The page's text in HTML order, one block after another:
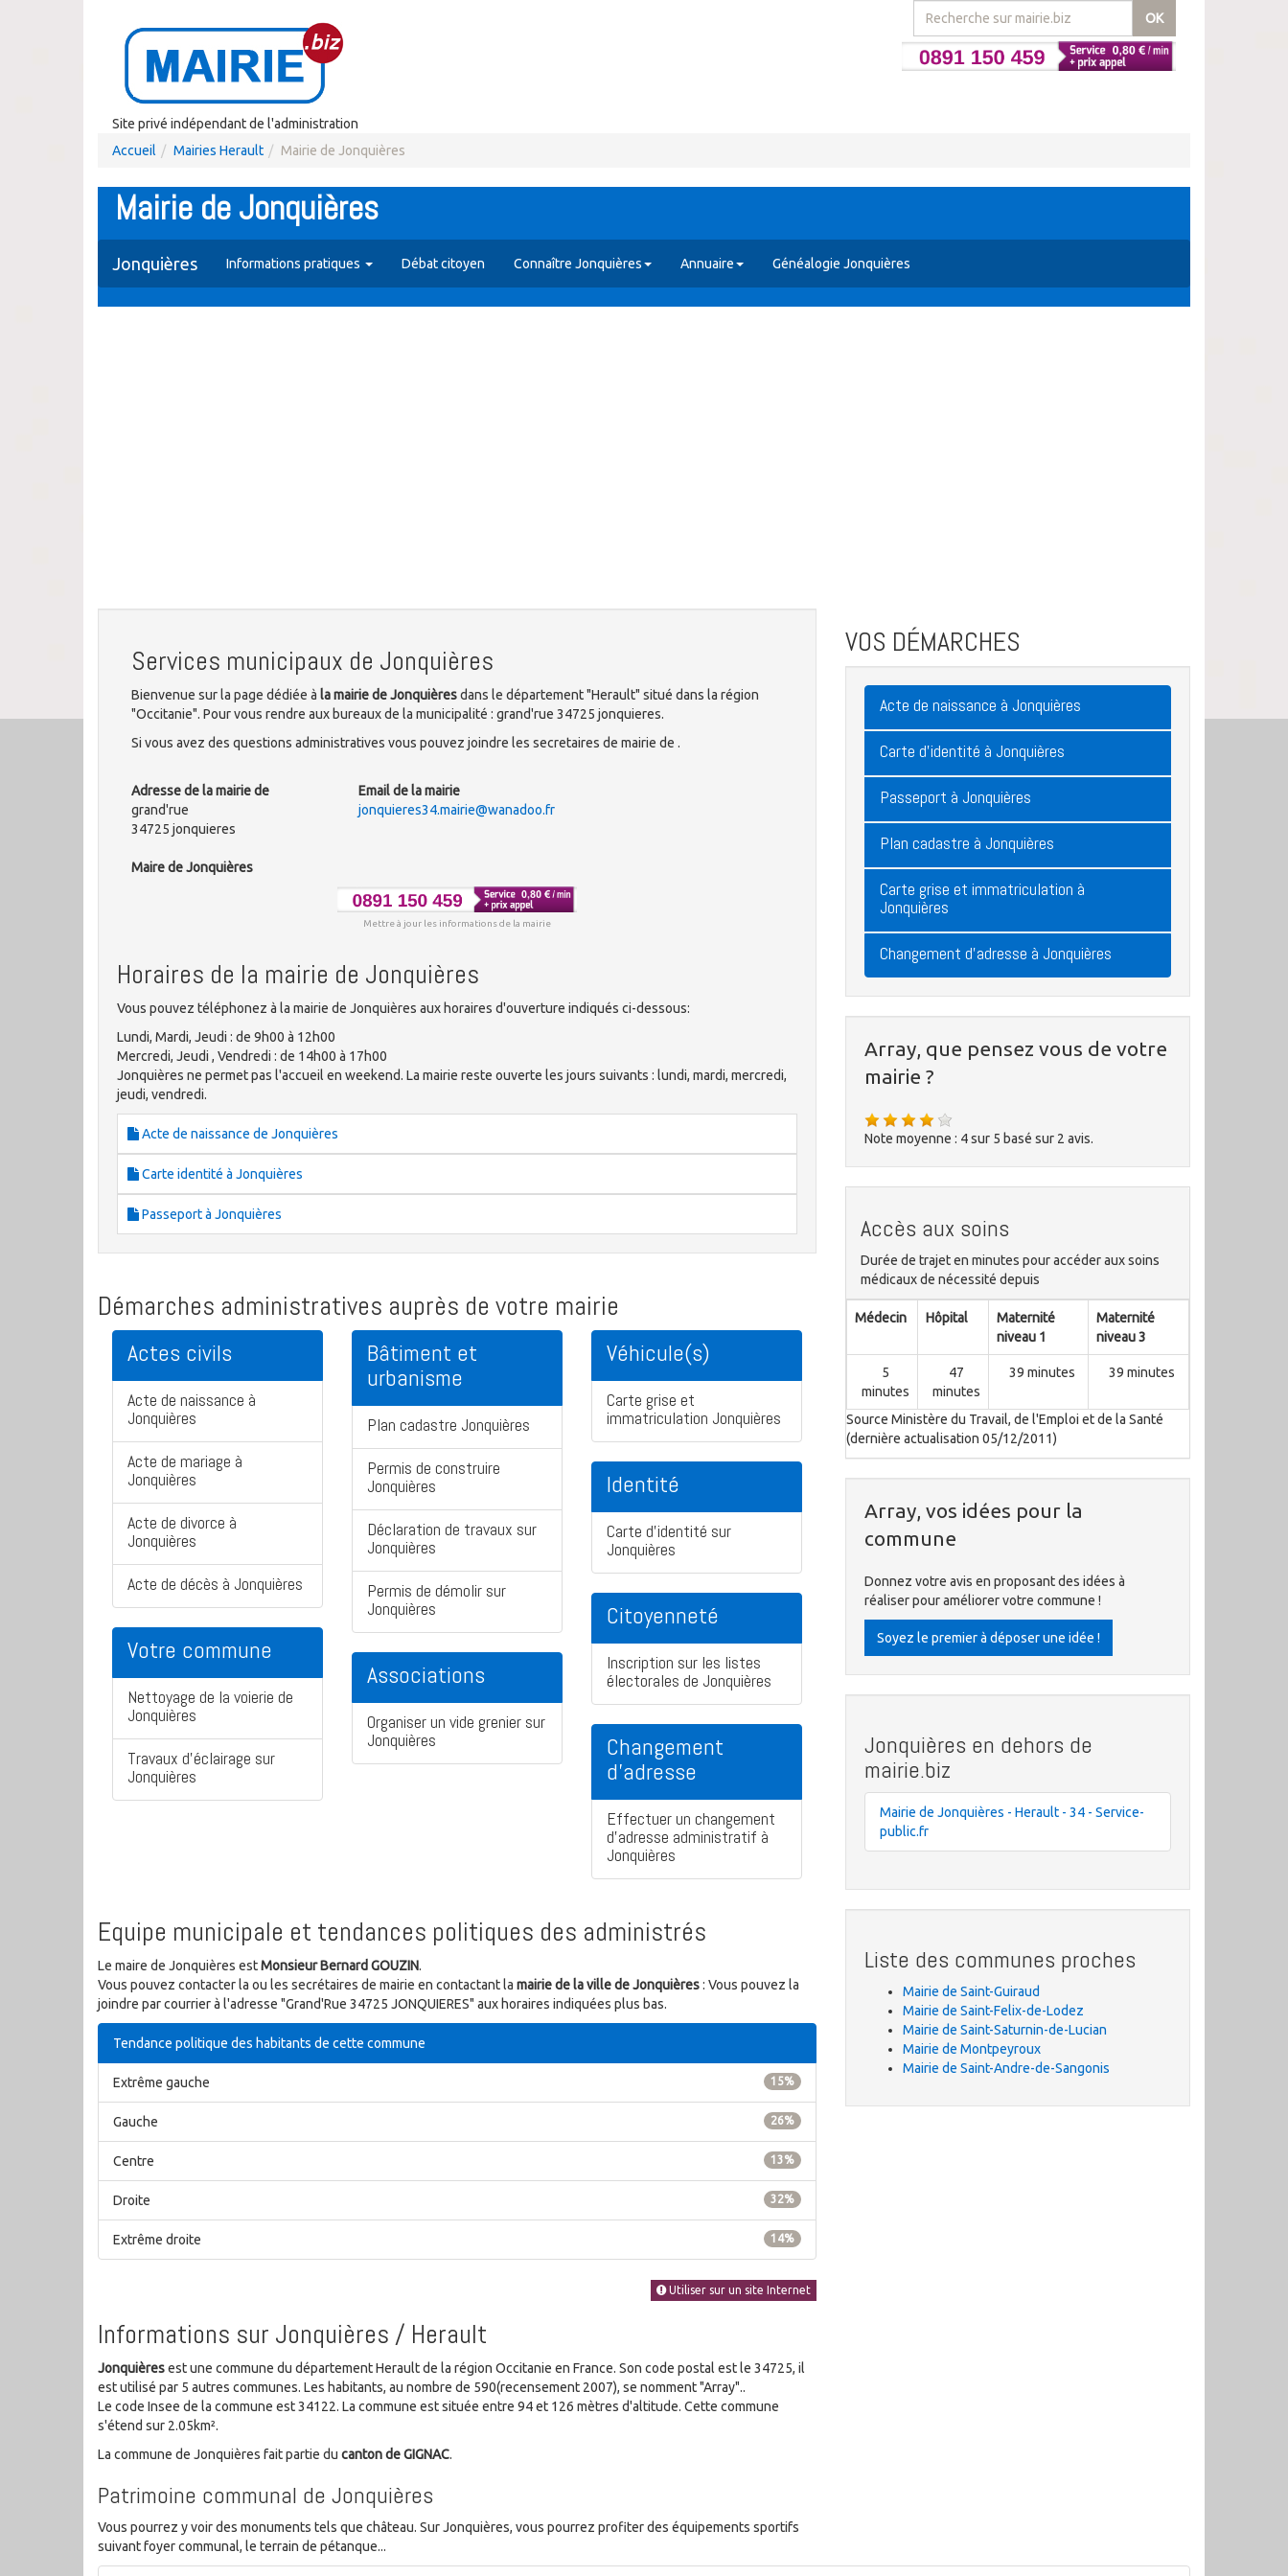
OK
Site privé indépendant de l'administration
Accueil
Mairies Herault Mairie de Jonquières
Mairie de Jonquières
Jonquières Informations pratiques Débat citoyen Connaître Jonquières Annuaire Généalogie Jonquières
Services municipaux de Jonquières
Bienvenue sur la page dédiée à la mairie de Jonquièresdans le département "Herault" situé dans la région
"Occitanie". Pour vous rendre aux bureaux de la municipalité : grand'rue 34725 jonquieres.
Si vous avez des questions administratives vous pouvez joindre les secretaires de mairie de .
Adresse de la mairie de
grand'rue
34725 jonquieres
Maire de Jonquières
Email de la mairie
jonquieres34.mairie@wanadoo.fr
Mettre à jour les informations de la mairie
Horaires de la mairie de Jonquières
Vous pouvez téléphonez à la mairie de Jonquières aux horaires d'ouverture indiqués ci-dessous:
Lundi, Mardi, Jeudi : de 9h00 à 12h00
Mercredi, Jeudi , Vendredi : de 14h00 à 17h00
Jonquières ne permet pas l'accueil en weekend. La mairie reste ouverte les jours suivants : lundi, mardi, mercredi,
jeudi, vendredi.
Acte de naissance de Jonquières
Carte identité à Jonquières
Passeport à Jonquières
Démarches administratives auprès de votre mairie
Actes civils
Acte de naissance à
Jonquières
Acte de mariage à
Jonquières
Acte de divorce à
Jonquières
Acte de décès à Jonquières
Votre commune
Nettoyage de la voierie de
Jonquières
Travaux d'éclairage sur
Jonquières
Bâtiment et
urbanisme
Plan cadastre Jonquières
Permis de construire
Jonquières
Déclaration de travaux sur
Jonquières
Permis de démolir sur
Jonquières
Associations
Organiser un vide grenier sur
Jonquières
Véhicule(s)
Carte grise et
immatriculation Jonquières
Identité
Carte d'identité sur
Jonquières
Citoyenneté
Inscription sur les listes
électorales de Jonquières
Changement
d'adresse
Effectuer un changement
d'adresse administratif à
Jonquières
Equipe municipale et tendances politiques des administrés
Le maire de Jonquières estMonsieur Bernard GOUZIN.
Vous pouvez contacter la ou les secrétaires de mairie en contactant la mairie de la ville de Jonquières: Vous pouvez la
joindre par courrier à l'adresse "Grand'Rue 34725 JONQUIERES" aux horaires indiquées plus bas.
Tendance politique des habitants de cette commune
15%
Extrême gauche
26%
Gauche
13%
Centre
32%
Droite
14%
Extrême droite
Utiliser sur un site Internet
Informations sur Jonquières / Herault
Jonquièresest une commune du département Herault de la région Occitanie en France. Son code postal est le 34725, il
est utilisé par 5 autres communes. Les habitants, au nombre de 590(recensement 2007), se nomment "Array"..
Le code Insee de la commune est 34122. La commune est située entre 94 et 126 mètres d'altitude. Cette commune
s'étend sur 2.05km².
La commune de Jonquières fait partie du canton de GIGNAC.
Patrimoine communal de Jonquières
Vous pourrez y voir des monuments tels que château. Sur Jonquières, vous pourrez profiter des équipements sportifs
suivant foyer communal, le terrain de pétanque...
VOS DÉMARCHES
Acte de naissance à Jonquières
Carte d'identité à Jonquières
Passeport à Jonquières
Plan cadastre à Jonquières
Carte grise et immatriculation à
Jonquières
Changement d'adresse à Jonquières
Array, que pensez vous de votre
mairie ?
Note moyenne : 4sur 5 basé sur 2 avis.
Accès aux soins
Durée de trajet en minutes pour accéder aux soins
médicaux de nécessité depuis
Médecin Hôpital
Maternité
niveau 1
Maternité
niveau 3
5
minutes
47
minutes
39 minutes 39 minutes
Source Ministère du Travail, de l'Emploi et de la Santé
(dernière actualisation 05/12/2011)
Array, vos idées pour la
commune
Donnez votre avis en proposant des idées à
réaliser pour améliorer votre commune !
Soyez le premier à déposer une idée !
Jonquières en dehors de
mairie.biz
Mairie de Jonquières - Herault - 34 - Service-
public.fr
Liste des communes proches
Mairie de Saint-Guiraud
Mairie de Saint-Felix-de-Lodez
Mairie de Saint-Saturnin-de-Lucian
Mairie de Montpeyroux
Mairie de Saint-Andre-de-Sangonis